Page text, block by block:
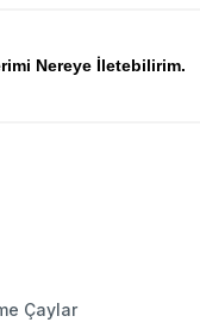
Nereye İletebilirim.
Çaylar